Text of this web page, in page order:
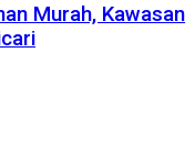
Murah, Kawasan